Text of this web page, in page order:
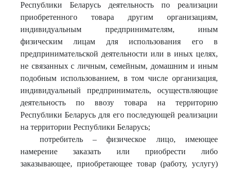
Республики Беларусь деятельность по реализации
приобретенного товара другим организациям,
индивидуальным предпринимателям, иным
физическим лицам для использования его в
предпринимательской деятельности или в иных целях,
не связанных с личным, семейным, домашним и иным
подобным использованием, в том числе организация,
индивидуальный предприниматель, осуществляющие
деятельность по ввозу товара на территорию
Республики Беларусь для его последующей реализации
на территории Республики Беларусь;
потребитель – физическое лицо, имеющее
намерение заказать или приобрести либо
заказывающее, приобретающее товар (работу, услугу)